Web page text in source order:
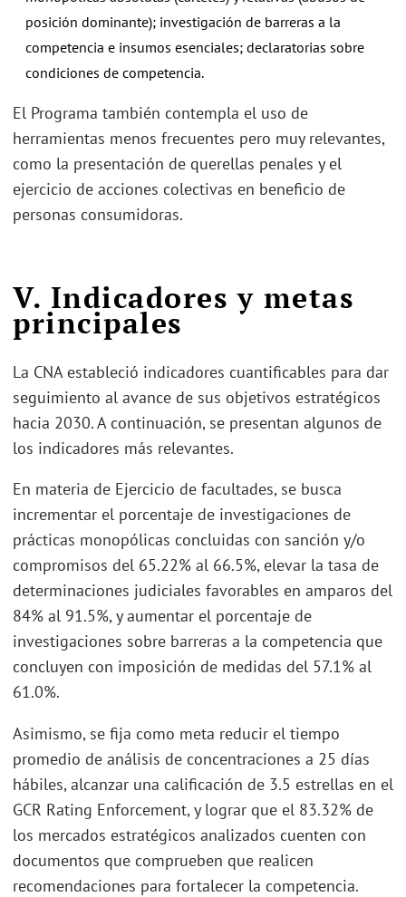
posición dominante); investigación de barreras a la
competencia e insumos esenciales; declaratorias sobre
condiciones de competencia.
El Programa también contempla el uso de
herramientas menos frecuentes pero muy relevantes,
como la presentación de querellas penales y el
ejercicio de acciones colectivas en beneficio de
personas consumidoras.
V. Indicadores y metas
principales
La CNA estableció indicadores cuantificables para dar
seguimiento al avance de sus objetivos estratégicos
hacia 2030. A continuación, se presentan algunos de
los indicadores más relevantes.
En materia de Ejercicio de facultades, se busca
incrementar el porcentaje de investigaciones de
prácticas monopólicas concluidas con sanción y/o
compromisos del 65.22% al 66.5%, elevar la tasa de
determinaciones judiciales favorables en amparos del
84% al 91.5%, y aumentar el porcentaje de
investigaciones sobre barreras a la competencia que
concluyen con imposición de medidas del 57.1% al
61.0%.
Asimismo, se fija como meta reducir el tiempo
promedio de análisis de concentraciones a 25 días
hábiles, alcanzar una calificación de 3.5 estrellas en el
GCR Rating Enforcement, y lograr que el 83.32% de
los mercados estratégicos analizados cuenten con
documentos que comprueben que realicen
recomendaciones para fortalecer la competencia.